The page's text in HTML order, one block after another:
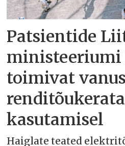
Patsientide
ministeeriumi
toimivat
kasutamisel
Haiglate teated